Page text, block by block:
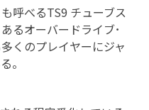
呼べるTS9 チューブス
るオーバードライブ･
くのプレイヤーにジャ
。